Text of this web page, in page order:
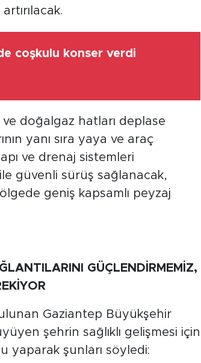
coşkulu konser verdi
doğalgaz hatları deplase
yanı sıra yaya ve araç
ve drenaj sistemleri
güvenli sürüş sağlanacak,
geniş kapsamlı peyzaj
GÜÇLENDİRMEMİZ,
Gaziantep Büyükşehir
şehrin sağlıklı gelişmesi için
yaparak şunları söyledi: